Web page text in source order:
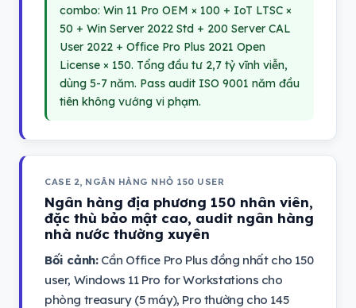
combo: Win 11 Pro OEM × 100 + IoT LTSC ×
50 + Win Server 2022 Std + 200 Server CAL
User 2022 + Office Pro Plus 2021 Open
License × 150. Tổng đầu tư 2,7 tỷ vĩnh viễn,
dùng 5-7 năm. Pass audit ISO 9001 năm đầu
tiên không vướng vi phạm.
CASE 2, NGÂN HÀNG NHỎ 150 USER
Ngân hàng địa phương 150 nhân viên,
đặc thù bảo mật cao, audit ngân hàng
nhà nước thường xuyên
Bối cảnh:Cần Office Pro Plus đồng nhất cho 150
user, Windows 11 Pro for Workstations cho
phòng treasury (5 máy), Pro thường cho 145